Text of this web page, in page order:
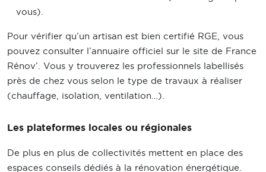
vous).
Pour vérifier qu’un artisan est bien certifié RGE, vous
pouvez consulter l’annuaire officiel sur le site de France
Rénov’. Vous y trouverez les professionnels labellisés
près de chez vous selon le type de travaux à réaliser
(chauffage, isolation, ventilation…).
Les plateformes locales ou régionales
De plus en plus de collectivités mettent en place des
espaces conseils dédiés à la rénovation énergétique.